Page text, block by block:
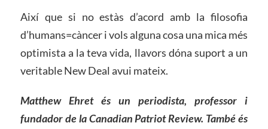
Així que si no estàs d’acord amb la filosofia
d’humans=càncer i vols alguna cosa una mica més
optimista a la teva vida, llavors dóna suport a un
veritable New Deal avui mateix.
Matthew Ehret és un periodista, professor i
fundador de la Canadian Patriot Review. També és